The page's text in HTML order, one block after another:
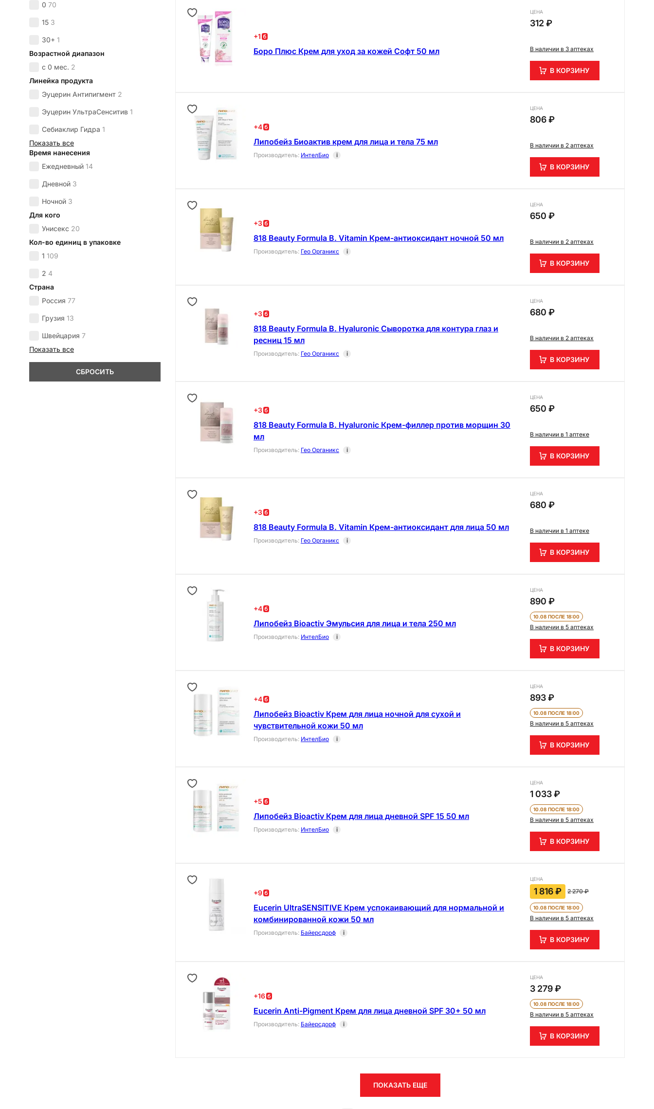
0 70
15 3
30+ 1
Возрастной диапазон
с 0 мес. 2
Линейка продукта
Эуцерин Антипигмент 2
Эуцерин УльтраСенситив 1
Себиаклир Гидра 1
Показать все
Время нанесения
Ежедневный 14
Дневной 3
Ночной 3
Для кого
Унисекс 20
Кол-во единиц в упаковке
1 109
2 4
Страна
Россия 77
Грузия 13
Швейцария 7
Показать все
СБРОСИТЬ
+1
Боро Плюс Крем для уход за кожей Софт 50 мл
ЦЕНА
312 ₽
В наличии в 3 аптеках
В КОРЗИНУ
+4
Липобейз Биоактив крем для лица и тела 75 мл
Производитель: ИнтелБио i
ЦЕНА
806 ₽
В наличии в 2 аптеках
В КОРЗИНУ
+3
818 Beauty Formula B. Vitamin Крем-антиоксидант ночной 50 мл
Производитель: Гео Органикс i
ЦЕНА
650 ₽
В наличии в 2 аптеках
В КОРЗИНУ
+3
818 Beauty Formula B. Hyaluronic Сыворотка для контура глаз и
ресниц 15 мл
Производитель: Гео Органикс i
ЦЕНА
680 ₽
В наличии в 2 аптеках
В КОРЗИНУ
+3
818 Beauty Formula B. Hyaluronic Крем-филлер против морщин 30
мл
Производитель: Гео Органикс i
ЦЕНА
650 ₽
В наличии в 1 аптеке
В КОРЗИНУ
+3
818 Beauty Formula B. Vitamin Крем-антиоксидант для лица 50 мл
Производитель: Гео Органикс i
ЦЕНА
680 ₽
В наличии в 1 аптеке
В КОРЗИНУ
+4
Липобейз Bioactiv Эмульсия для лица и тела 250 мл
Производитель: ИнтелБио i
ЦЕНА
890 ₽
10.08 ПОСЛЕ 18:00
В наличии в 5 аптеках
В КОРЗИНУ
+4
Липобейз Bioactiv Крем для лица ночной для сухой и
чувствительной кожи 50 мл
Производитель: ИнтелБио i
ЦЕНА
893 ₽
10.08 ПОСЛЕ 18:00
В наличии в 5 аптеках
В КОРЗИНУ
+5
Липобейз Bioactiv Крем для лица дневной SPF 15 50 мл
Производитель: ИнтелБио i
ЦЕНА
1 033 ₽
10.08 ПОСЛЕ 18:00
В наличии в 5 аптеках
В КОРЗИНУ
+9
Eucerin UltraSENSITIVE Крем успокаивающий для нормальной и
комбинированной кожи 50 мл
Производитель: Байерсдорф i
ЦЕНА
1 816 ₽ 2 270 ₽
10.08 ПОСЛЕ 18:00
В наличии в 5 аптеках
В КОРЗИНУ
+16
Eucerin Anti-Pigment Крем для лица дневной SPF 30+ 50 мл
Производитель: Байерсдорф i
ЦЕНА
3 279 ₽
10.08 ПОСЛЕ 18:00
В наличии в 5 аптеках
В КОРЗИНУ
ПОКАЗАТЬ ЕЩЕ